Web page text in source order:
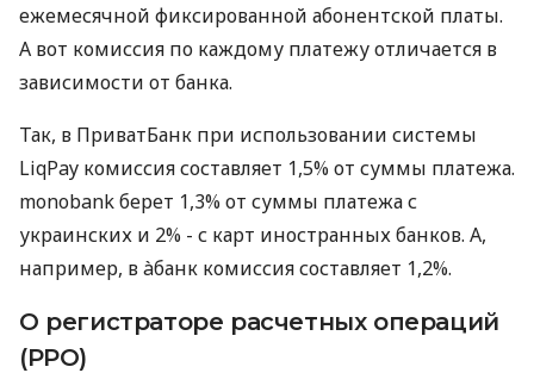
ежемесячной фиксированной абонентской платы.
А вот комиссия по каждому платежу отличается в
зависимости от банка.
Так, в ПриватБанк при использовании системы
LiqPay комиссия составляет 1,5% от суммы платежа.
monobank берет 1,3% от суммы платежа с
украинских и 2% - с карт иностранных банков. А,
например, в àбанк комиссия составляет 1,2%.
О регистраторе расчетных операций
(РРО)